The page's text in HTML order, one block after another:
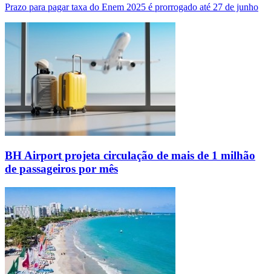
Prazo para pagar taxa do Enem 2025 é prorrogado até 27 de junho
BH Airport projeta circulação de mais de 1 milhão
de passageiros por mês